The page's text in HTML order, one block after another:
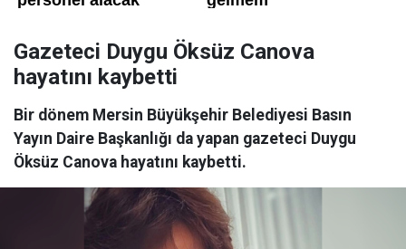
Gazeteci Duygu Öksüz Canova
hayatını kaybetti
Bir dönem Mersin Büyükşehir Belediyesi Basın
Yayın Daire Başkanlığı da yapan gazeteci Duygu
Öksüz Canova hayatını kaybetti.